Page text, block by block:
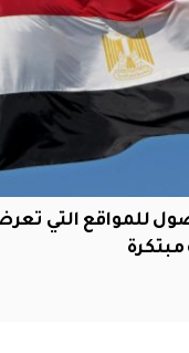
للمواقع التي